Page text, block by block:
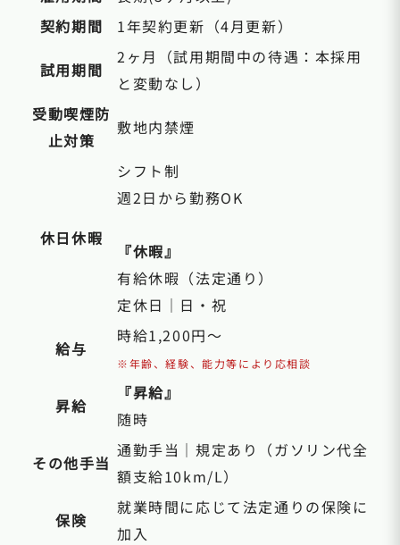
契約期間
1年契約更新（4月更新）
試用期間
2ヶ月（試用期間中の待遇：本採用
と変動なし）
受動喫煙防
止対策
敷地内禁煙
休日休暇
シフト制
週2日から勤務OK
『休暇』
有給休暇（法定通り）
定休日｜日・祝
給与
時給1,200円～
※年齢、経験、能力等により応相談
昇給
『昇給』
随時
その他手当
通勤手当｜規定あり（ガソリン代全
額支給10km/L）
保険
就業時間に応じて法定通りの保険に
加入